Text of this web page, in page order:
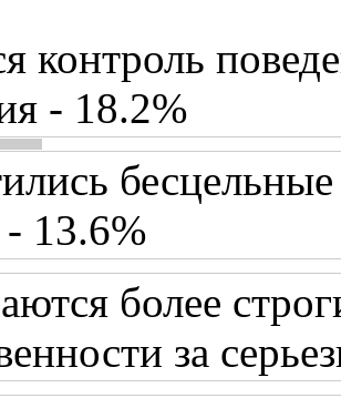
контроль
- 18.2%
- 13.6%
более
за